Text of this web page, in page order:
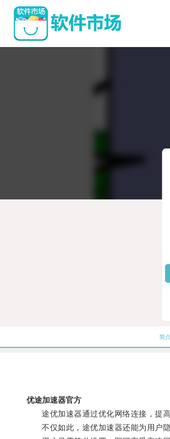
简
优途加速器官方
途优加速器通过优化网络连接，提高
不仅如此，途优加速器还能为用户隐